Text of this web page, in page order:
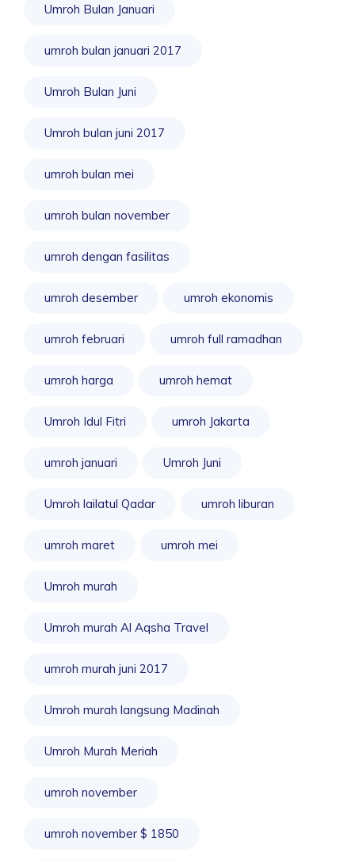
Umroh Bulan Januari
umroh bulan januari 2017
Umroh Bulan Juni
Umroh bulan juni 2017
umroh bulan mei
umroh bulan november
umroh dengan fasilitas
umroh desember umroh ekonomis
umroh februari umroh full ramadhan
umroh harga umroh hemat
Umroh Idul Fitri umroh Jakarta
umroh januari Umroh Juni
Umroh lailatul Qadar umroh liburan
umroh maret umroh mei
Umroh murah
Umroh murah Al Aqsha Travel
umroh murah juni 2017
Umroh murah langsung Madinah
Umroh Murah Meriah
umroh november
umroh november $ 1850